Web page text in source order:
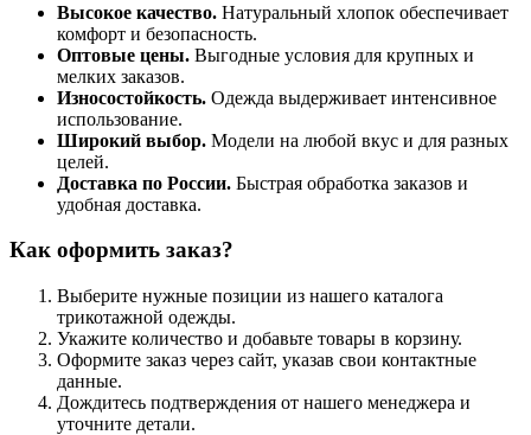
Высокое качество. Натуральный хлопок обеспечивает
комфорт и безопасность.
Оптовые цены. Выгодные условия для крупных и
мелких заказов.
Износостойкость. Одежда выдерживает интенсивное
использование.
Широкий выбор. Модели на любой вкус и для разных
целей.
Доставка по России. Быстрая обработка заказов и
удобная доставка.
Как оформить заказ?
Выберите нужные позиции из нашего каталога
трикотажной одежды.
Укажите количество и добавьте товары в корзину.
Оформите заказ через сайт, указав свои контактные
данные.
Дождитесь подтверждения от нашего менеджера и
уточните детали.